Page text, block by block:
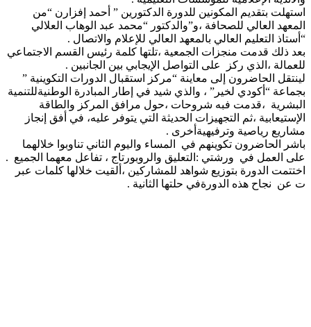
استهلت بتقديم المكونين للدورة الدكتورين ” أحمد إفزارن “من
المعهد العالي للصحافة ،و”والدكتور “محمد عبد الوهاب العلالي
“أستاذ التعليم العالي بالمعهد العالي للإعلام والاتصال .
بعد ذلك قدمت منجزات الجمعية ،تلتها كلمة رئيس القسم الاجتماعي
للعمالة ،الذي ركز على التواصل الإيجابي بين الجانبين .
لينتقل الحاضرون إلى معاينة “مركز استقبال الدورات التكوينية ”
بجماعة “أكودي لخير” ، والذي شيد في إطار المبادرة الوطنيةللتنمية
البشرية ،قدمت فبه شروحات ،حول مرافق المركز والطاقة
الإستيعابية ،ثم التجهيزات الحديثة التي يتوفر عليه، في أفق إنجاز
مشاريع رياصية وترفيهيةأخرى .
باشر الحاضرون تكوينهم في المساء واليوم الثاني تناوبوا خلالهما
على العمل في ورشتي :التعليق والروبورتاج ، تفاعل معهما الجميع .
اختتمت الدورة بتوزيع شواهد للمشاركين ،ألقيت خلالها كلمات عبر
ت عن نجاح هذه الدورةفي حلتها الثانية .